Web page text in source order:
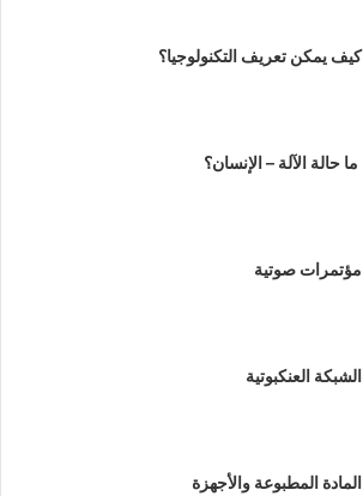
كيف يمكن تعريف التكنولوجيا؟
ما حالة الآلة – الإنسان؟
مؤتمرات صوتية
الشبكة العنكبوتية
المادة المطبوعة والأجهزة